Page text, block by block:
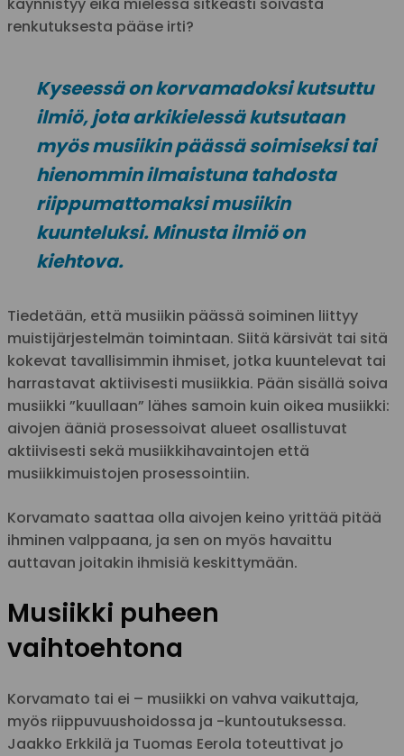
renkutuksesta pääse irti?
Kyseessä on korvamadoksi kutsuttu
ilmiö, jota arkikielessä kutsutaan
myös musiikin päässä soimiseksi tai
hienommin ilmaistuna tahdosta
riippumattomaksi musiikin
kuunteluksi. Minusta ilmiö on
kiehtova.
Tiedetään, että musiikin päässä soiminen liittyy
muistijärjestelmän toimintaan. Siitä kärsivät tai sitä
kokevat tavallisimmin ihmiset, jotka kuuntelevat tai
harrastavat aktiivisesti musiikkia. Pään sisällä soiva
musiikki ”kuullaan” lähes samoin kuin oikea musiikki:
aivojen ääniä prosessoivat alueet osallistuvat
aktiivisesti sekä musiikkihavaintojen että
musiikkimuistojen prosessointiin.
Korvamato saattaa olla aivojen keino yrittää pitää
ihminen valppaana, ja sen on myös havaittu
auttavan joitakin ihmisiä keskittymään.
Musiikki puheen
vaihtoehtona
Korvamato tai ei – musiikki on vahva vaikuttaja,
myös riippuvuushoidossa ja -kuntoutuksessa.
Jaakko Erkkilä ja Tuomas Eerola toteuttivat jo